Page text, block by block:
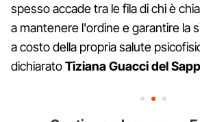
spesso accade tra le fila di chi è
a mantenere l'ordine e garantire la
a costo della propria salute
dichiaratoTiziana Guacci del